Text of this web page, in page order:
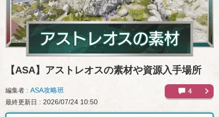
【ASA】 アストレオスの素材や資源入手場所
編集者 ASA攻略班
最終更新日 2026/07/24 10:50
4